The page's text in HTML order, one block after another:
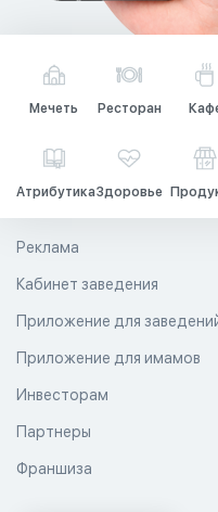
Мечеть Ресторан
АтрибутикаЗдоровье
Реклама
Кабинет заведения
Приложение для
Приложение для имамов
Инвесторам
Партнеры
Франшиза